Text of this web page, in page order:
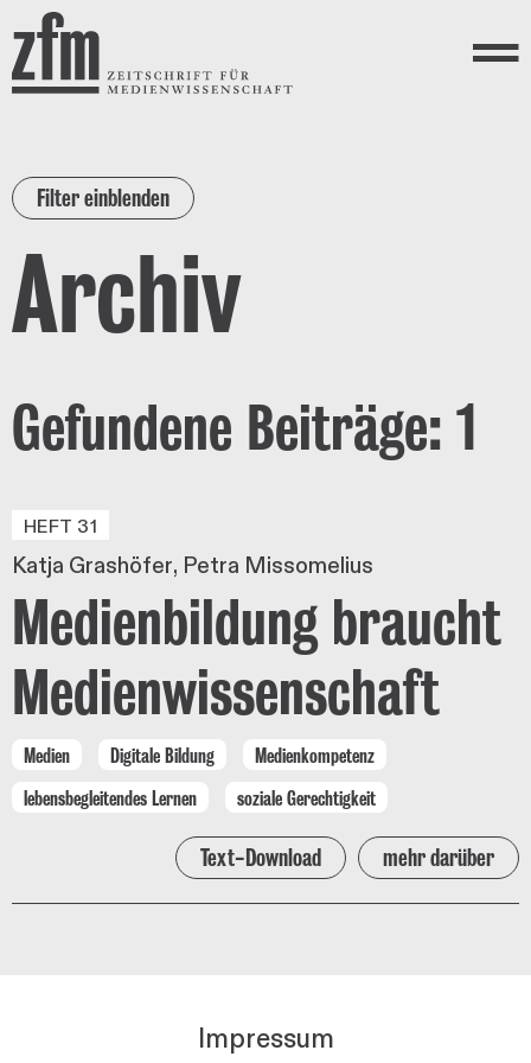
Direkt zum Inhalt
ZEITSCHRIFT FÜR
MEDIENWISSENSCHAFT
Menü
Filter einblenden
Archiv
Gefundene Beiträge: 1
HEFT 31
Katja Grashöfer Petra Missomelius
Medienbildung braucht
Medienwissenschaft
Medien Digitale Bildung
Medienkompetenz
lebensbegleitendes Lernen
soziale Gerechtigkeit
Text-Download mehr darüber
Impressum